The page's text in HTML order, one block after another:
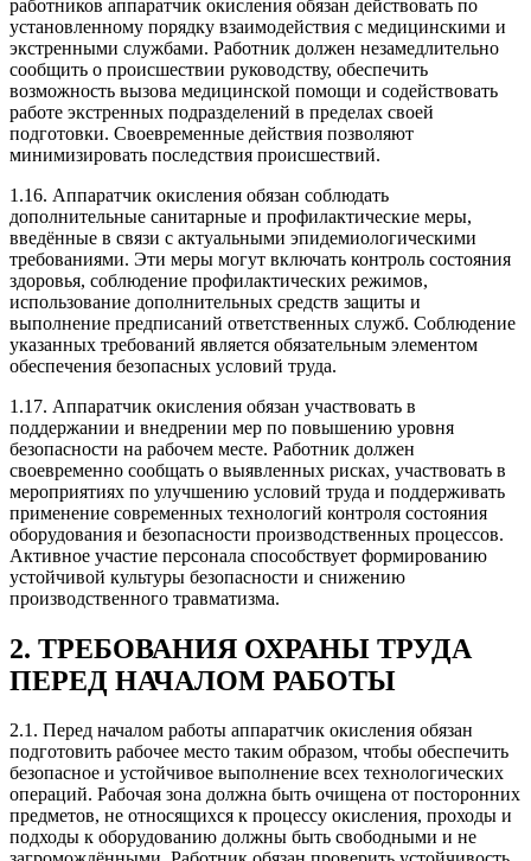
работников аппаратчик окисления обязан действовать по
установленному порядку взаимодействия с медицинскими и
экстренными службами. Работник должен незамедлительно
сообщить о происшествии руководству, обеспечить
возможность вызова медицинской помощи и содействовать
работе экстренных подразделений в пределах своей
подготовки. Своевременные действия позволяют
минимизировать последствия происшествий.
1.16. Аппаратчик окисления обязан соблюдать
дополнительные санитарные и профилактические меры,
введённые в связи с актуальными эпидемиологическими
требованиями. Эти меры могут включать контроль состояния
здоровья, соблюдение профилактических режимов,
использование дополнительных средств защиты и
выполнение предписаний ответственных служб. Соблюдение
указанных требований является обязательным элементом
обеспечения безопасных условий труда.
1.17. Аппаратчик окисления обязан участвовать в
поддержании и внедрении мер по повышению уровня
безопасности на рабочем месте. Работник должен
своевременно сообщать о выявленных рисках, участвовать в
мероприятиях по улучшению условий труда и поддерживать
применение современных технологий контроля состояния
оборудования и безопасности производственных процессов.
Активное участие персонала способствует формированию
устойчивой культуры безопасности и снижению
производственного травматизма.
2. ТРЕБОВАНИЯ ОХРАНЫ ТРУДА
ПЕРЕД НАЧАЛОМ РАБОТЫ
2.1. Перед началом работы аппаратчик окисления обязан
подготовить рабочее место таким образом, чтобы обеспечить
безопасное и устойчивое выполнение всех технологических
операций. Рабочая зона должна быть очищена от посторонних
предметов, не относящихся к процессу окисления, проходы и
подходы к оборудованию должны быть свободными и не